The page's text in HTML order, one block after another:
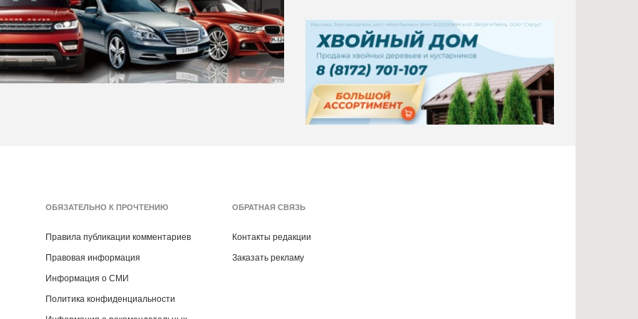
ОБЯЗАТЕЛЬНО К ПРОЧТЕНИЮ
Правила публикации комментариев
Правовая информация
Информация о СМИ
Политика конфиденциальности
ОБРАТНАЯ СВЯЗЬ
Контакты редакции
Заказать рекламу